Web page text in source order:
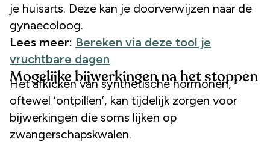
je huisarts. Deze kan je doorverwijzen naar de
gynaecoloog.
Lees meer: Bereken via deze tool je
vruchtbare dagen
Mogelijke bijwerkingen na het stoppen
Het afkicken van synthetische hormonen,
oftewel ‘ontpillen’, kan tijdelijk zorgen voor
bijwerkingen die soms lijken op
zwangerschapskwalen.